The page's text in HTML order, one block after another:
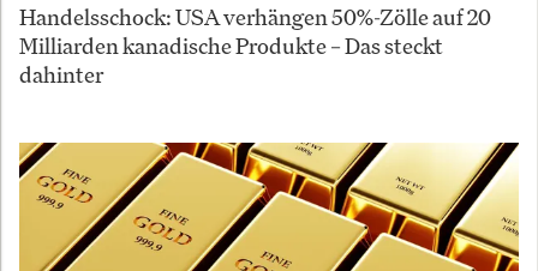
Handelsschock: USA verhängen 50%-Zölle auf 20
Milliarden kanadische Produkte – Das steckt
dahinter